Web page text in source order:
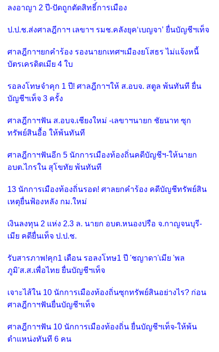
ลงอาญา 2 ปี-ปัดถูกตัดสิทธิ์การเมือง
ป.ป.ช.ส่งศาลฎีกาฯ เลขาฯ รมช.คลังยุค‘เบญจา’ ยื่นบัญชีฯเท็จ
ศาลฎีกาฯยกคำร้อง รองนายกเทศฯเมืองยโสธร ไม่แจ้งหนี้
บัตรเครดิตเมีย 4 ใบ
รอลงโทษจำคุก 1 ปี! ศาลฎีกาฯให้ ส.อบจ. สตูล พ้นทันที ยื่น
บัญชีฯเท็จ 3 ครั้ง
ศาลฎีกาฯฟัน ส.อบจ.เชียงใหม่ -เลขาฯนายก ชัยนาท ซุก
ทรัพย์สินอื้อ ให้พ้นทันที
ศาลฎีกาฯฟันอีก 5 นักการเมืองท้องถิ่นคดีบัญชีฯ-ให้นายก
อบต.ไกรใน สุโขทัย พ้นทันที
13 นักการเมืองท้องถิ่นรอด! ศาลยกคำร้อง คดีบัญชีทรัพย์สิน
เหตุยื่นฟ้องหลัง กม.ใหม่
เงินลงทุน 2 แห่ง 2.3 ล. นายก อบต.หนองปรือ จ.กาญจนบุรี-
เมีย คดียื่นเท็จ ป.ป.ช.
รับสารภาพ!คุก1 เดือน รอลงโทษ1 ปี 'ชญาดา'เมีย 'พล
ภูมิ'ส.ส.เพื่อไทย ยื่นบัญชีฯเท็จ
เจาะไส้ใน 10 นักการเมืองท้องถิ่นซุกทรัพย์สินอย่างไร? ก่อน
ศาลฎีกาฯฟันยื่นบัญชีฯเท็จ
ศาลฎีกาฯฟัน 10 นักการเมืองท้องถิ่น ยื่นบัญชีฯเท็จ-ให้พ้น
ตำแหน่งทันที 6 คน